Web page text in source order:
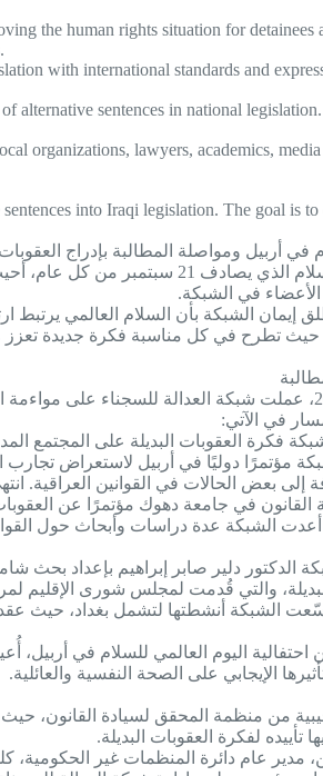
the human rights situation for detainees
with international standards and
alternative sentences in national
organizations, lawyers, academics,
into Iraqi legislation. The goal is to
في أربيل ومواصلة المطالبة بإدراج
بمناسبة اليوم العالمي
الأعضاء في الشبكة.
إيمان الشبكة بأن السلام العالمي يرتبط
حيث تطرح في كل مناسبة فكرة جديدة تعزز
منذ تأسيسها في عام 2007، عملت شبكة العدالة
في الآتي:
الشبكة مؤتمرًا دوليًا في أربيل لاستعراض
إلى بعض الحالات في القوانين العراقية.
الأعوام 2018 – 2021: أعدت الشبكة عدة دراسات
الشبكة الدكتور دلير صابر إبراهيم
والتي قُدمت لمجلس شورى الإقليم
2023 و2024: وسّعت الشبكة أنشطتها لتشمل
2024: ضمن احتفالية اليوم العالمي للسلام
الإيجابي على الصحة النفسية والعائلية.
من منظمة المحقق لسيادة
تأييده لفكرة العقوبات البديلة.
عام دائرة المنظمات غير الحكومية،